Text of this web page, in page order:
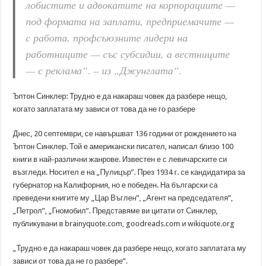
лобистите и адвокатите на корпорациите —
под формата на заплати, предприемачите —
с работа, профсъюзните лидери на
работниците — със субсидии, а вестниците
— с реклама“. – из „Джунглата“.
Ъптон Синклер: Трудно е да накараш човек да разбере нещо,
когато заплатата му зависи от това да не го разбере
Днес, 20 септември, се навършват 136 години от рождението на
Ъптон Синклер. Той е американски писател, написал близо 100
книги в най-различни жанрове. Известен е с левичарските си
възгледи. Носител е на „Пулицър”. През 1934 г. се кандидатира за
губернатор на Калифорния, но е победен. На български са
преведени книгите му „Цар Въглен”, „Агент на председателя”,
„Петрол”, „Гномобил”. Представяме ви цитати от Синклер,
публикувани в brainyquote.com, goodreads.com и wikiquote.org
„Трудно е да накараш човек да разбере нещо, когато заплатата му
зависи от това да не го разбере”.